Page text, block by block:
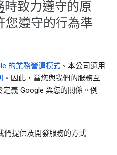
時致力遵守的原
您遵守的行為準
的業務營運模式 、本公司適用
。因此，當您與我們的服務互
義 Google 與您的關係。例
們提供及開發服務的方式